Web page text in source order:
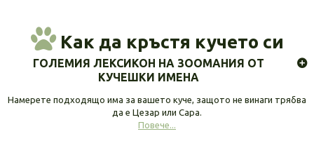
Как да кръстя кучето си
ГОЛЕМИЯ ЛЕКСИКОН НА ЗООМАНИЯ ОТ
КУЧЕШКИ ИМЕНА
Намерете подходящо има за вашето куче, защото не винаги трябва
да е Цезар или Сара.
Повече...